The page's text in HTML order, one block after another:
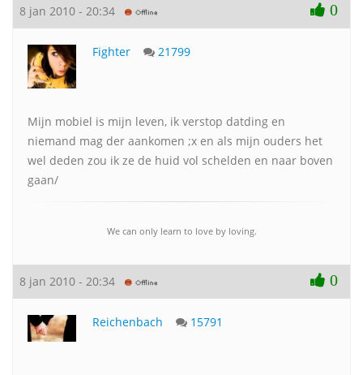
8 jan 2010 - 20:34 0
Fighter 21799
Mijn mobiel is mijn leven, ik verstop datding en
niemand mag der aankomen ;x en als mijn ouders het
wel deden zou ik ze de huid vol schelden en naar boven
gaan/
We can only learn to love by loving.
8 jan 2010 - 20:34 0
Reichenbach 15791